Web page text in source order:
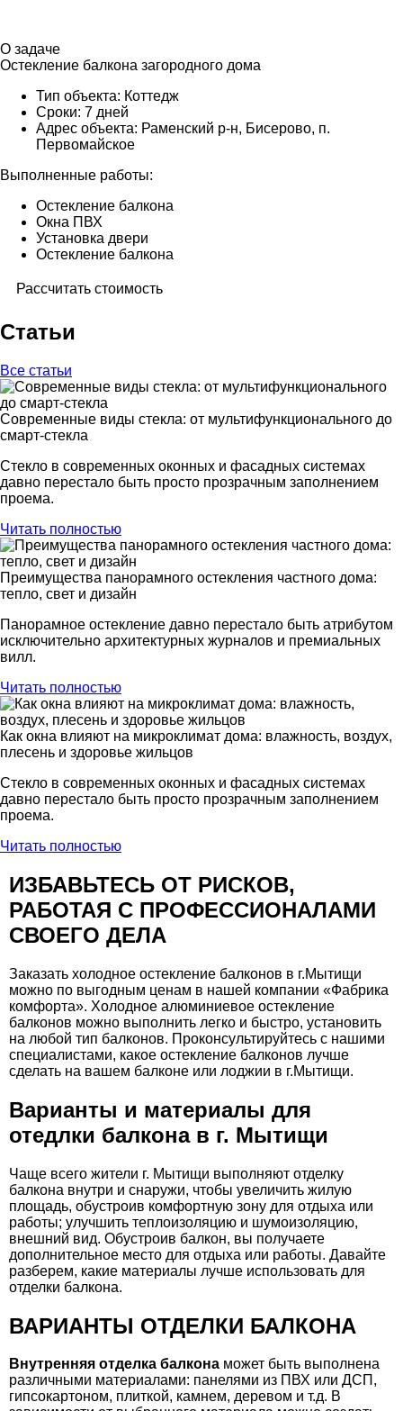
О задаче
Остекление балкона загородного дома
Тип объекта: Коттедж
Сроки: 7 дней
Адрес объекта: Раменский р-н, Бисерово, п.
Первомайское
Выполненные работы:
Остекление балкона
Окна ПВХ
Установка двери
Остекление балкона
Рассчитать стоимость
Статьи
Все статьи
Современные виды стекла: от мультифункционального до
смарт-стекла
Стекло в современных оконных и фасадных системах
давно перестало быть просто прозрачным заполнением
проема.
Читать полностью
Преимущества панорамного остекления частного дома:
тепло, свет и дизайн
Панорамное остекление давно перестало быть атрибутом
исключительно архитектурных журналов и премиальных
вилл.
Читать полностью
Как окна влияют на микроклимат дома: влажность, воздух,
плесень и здоровье жильцов
Стекло в современных оконных и фасадных системах
давно перестало быть просто прозрачным заполнением
проема.
Читать полностью
ИЗБАВЬТЕСЬ ОТ РИСКОВ,
РАБОТАЯ С ПРОФЕССИОНАЛАМИ
СВОЕГО ДЕЛА
Заказать холодное остекление балконов в г.Мытищи
можно по выгодным ценам в нашей компании «Фабрика
комфорта». Холодное алюминиевое остекление
балконов можно выполнить легко и быстро, установить
на любой тип балконов. Проконсультируйтесь с нашими
специалистами, какое остекление балконов лучше
сделать на вашем балконе или лоджии в г.Мытищи.
Варианты и материалы для
отедлки балкона в г. Мытищи
Чаще всего жители г. Мытищи выполняют отделку
балкона внутри и снаружи, чтобы увеличить жилую
площадь, обустроив комфортную зону для отдыха или
работы; улучшить теплоизоляцию и шумоизоляцию,
внешний вид. Обустроив балкон, вы получаете
дополнительное место для отдыха или работы. Давайте
разберем, какие материалы лучше использовать для
отделки балкона.
ВАРИАНТЫ ОТДЕЛКИ БАЛКОНА
Внутренняя отделка балкона может быть выполнена
различными материалами: панелями из ПВХ или ДСП,
гипсокартоном, плиткой, камнем, деревом и т.д. В